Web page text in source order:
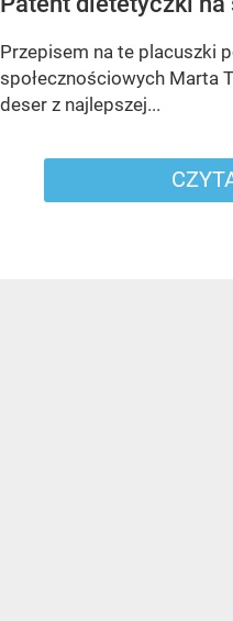
Przepisem na te placuszki
społecznościowych Marta
deser z najlepszej...